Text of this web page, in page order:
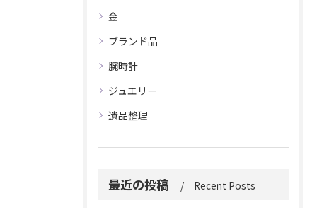
金
ブランド品
腕時計
ジュエリー
遺品整理
最近の投稿 Recent Posts